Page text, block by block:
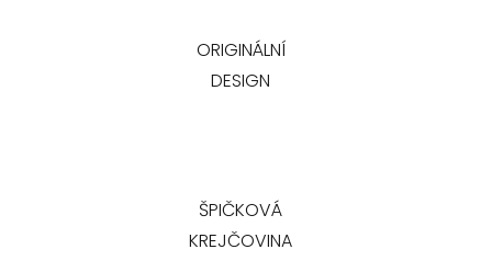
ORIGINÁLNÍ
DESIGN
ŠPIČKOVÁ
KREJČOVINA